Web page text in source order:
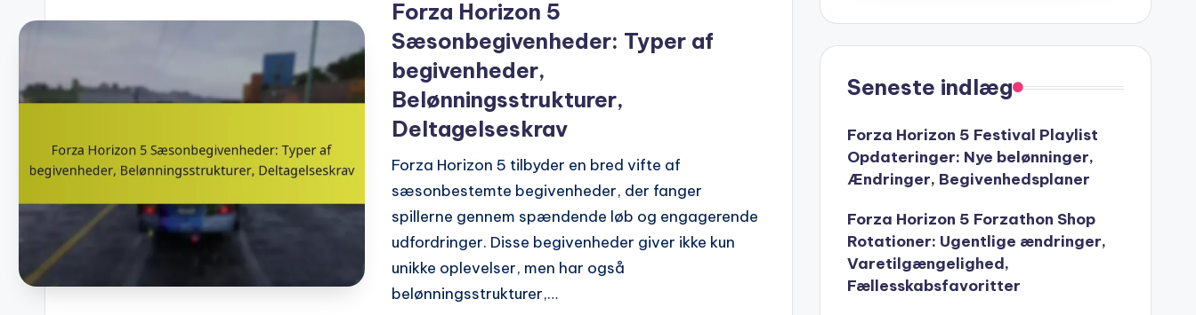
Forza Horizon 5
Sæsonbegivenheder: Typer af
begivenheder,
Belønningsstrukturer,
Deltagelseskrav
Forza Horizon 5 tilbyder en bred vifte af
sæsonbestemte begivenheder, der fanger
spillerne gennem spændende løb og engagerende
udfordringer. Disse begivenheder giver ikke kun
unikke oplevelser, men har også
belønningsstrukturer,…
Seneste indlæg
Forza Horizon 5 Festival Playlist
Opdateringer: Nye belønninger,
Ændringer, Begivenhedsplaner
Forza Horizon 5 Forzathon Shop
Rotationer: Ugentlige ændringer,
Varetilgængelighed,
Fællesskabsfavoritter